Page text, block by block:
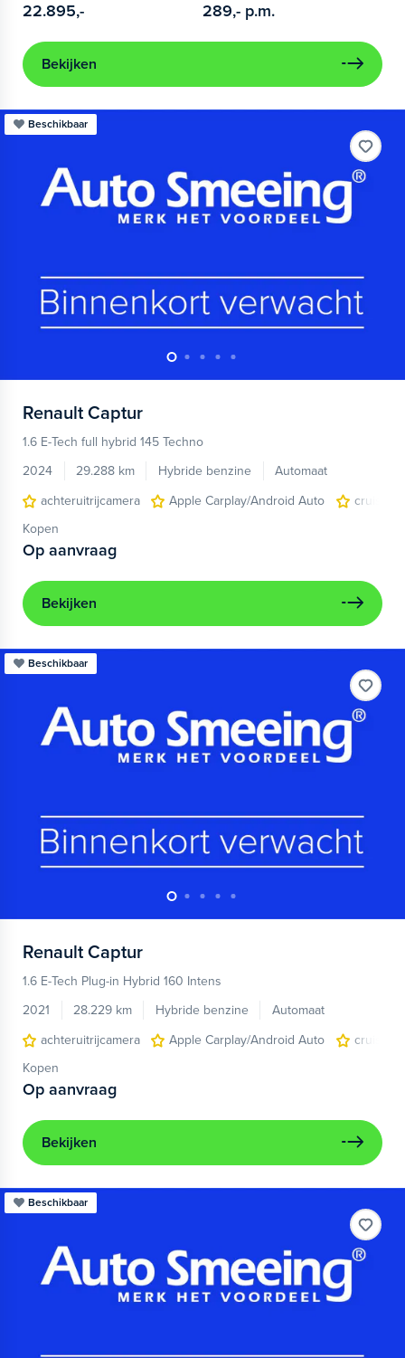
22.895,- 289,- p.m.
Bekijken
Beschikbaar
Renault Captur
1.6 E-Tech full hybrid 145 Techno
2024
29.288 km Hybride benzine
Automaat
achteruitrijcamera
Apple Carplay/Android Auto
cruise
Kopen
Op aanvraag
Bekijken
Beschikbaar
Renault Captur
1.6 E-Tech Plug-in Hybrid 160 Intens
2021
28.229 km Hybride benzine
Automaat
achteruitrijcamera
Apple Carplay/Android Auto
cruise
Kopen
Op aanvraag
Bekijken
Beschikbaar